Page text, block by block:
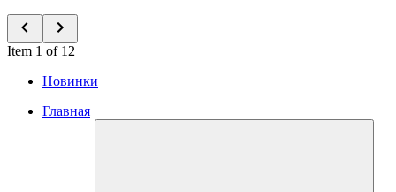
Item 1 of 12
Новинки
Главная